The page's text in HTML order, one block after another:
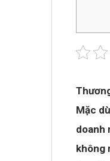
Mặc
doanh
không